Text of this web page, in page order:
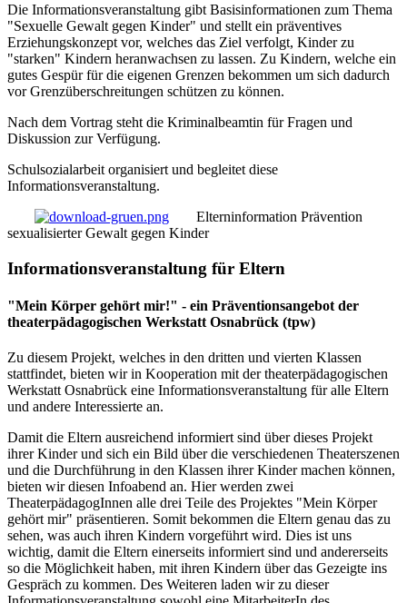
Die Informationsveranstaltung gibt Basisinformationen zum Thema
"Sexuelle Gewalt gegen Kinder" und stellt ein präventives
Erziehungskonzept vor, welches das Ziel verfolgt, Kinder zu
"starken" Kindern heranwachsen zu lassen. Zu Kindern, welche ein
gutes Gespür für die eigenen Grenzen bekommen um sich dadurch
vor Grenzüberschreitungen schützen zu können.
Nach dem Vortrag steht die Kriminalbeamtin für Fragen und
Diskussion zur Verfügung.
Schulsozialarbeit organisiert und begleitet diese
Informationsveranstaltung.
Elterninformation Prävention
sexualisierter Gewalt gegen Kinder
Informationsveranstaltung für Eltern
"Mein Körper gehört mir!" - ein Präventionsangebot der
theaterpädagogischen Werkstatt Osnabrück (tpw)
Zu diesem Projekt, welches in den dritten und vierten Klassen
stattfindet, bieten wir in Kooperation mit der theaterpädagogischen
Werkstatt Osnabrück eine Informationsveranstaltung für alle Eltern
und andere Interessierte an.
Damit die Eltern ausreichend informiert sind über dieses Projekt
ihrer Kinder und sich ein Bild über die verschiedenen Theaterszenen
und die Durchführung in den Klassen ihrer Kinder machen können,
bieten wir diesen Infoabend an. Hier werden zwei
TheaterpädagogInnen alle drei Teile des Projektes "Mein Körper
gehört mir" präsentieren. Somit bekommen die Eltern genau das zu
sehen, was auch ihren Kindern vorgeführt wird. Dies ist uns
wichtig, damit die Eltern einerseits informiert sind und andererseits
so die Möglichkeit haben, mit ihren Kindern über das Gezeigte ins
Gespräch zu kommen. Des Weiteren laden wir zu dieser